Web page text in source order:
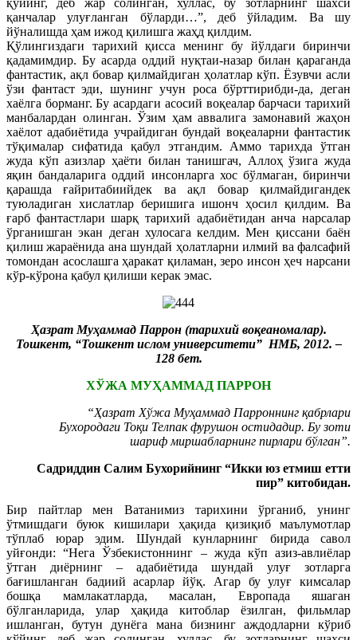
қанчалар улуғланган бўларди…”, деб ўйладим. Ва шу
йўналишда ҳам ижод қилишга жаҳд қилдим.
Қўлингиздаги тарихий қисса менинг бу йўлдаги биринчи
қадамимдир. Бу асарда оддий нуқтаи-назар билан қараганда
фантастик, ақл бовар қилмайдиган ҳолатлар кўп. Ёзувчи асли
ўзи фантаст эди, шунинг учун роса бўрттирибди-да, деган
хаёлга борманг. Бу асардаги асосий воқеалар барчаси тарихий
манбалардан олинган. Ўзим ҳам аввалига замонавий жаҳон
хаёлот адабиётида учрайдиган бундай воқеаларни фантастик
тўқималар сифатида қабул этгандим. Аммо тарихда ўтган
жуда кўп азизлар ҳаёти билан танишгач, Аллоҳ ўзига жуда
яқин бандаларига оддий инсонларга хос бўлмаган, биринчи
қарашда ғайритабиийдек ва ақл бовар қилмайдигандек
туюладиган хислатлар беришига ишонч ҳосил қилдим. Ва
ғарб фантастлари шарқ тарихий адабиётидан анча нарсалар
ўрганишган экан деган хулосага келдим. Мен қиссани баён
қилиш жараёнида ана шундай ҳолатларни илмий ва фалсафий
томондан асослашга ҳаракат қиламан, зеро инсон ҳеч нарсани
кўр-кўрона қабул қилиши керак эмас.
Ҳазрат Муҳаммад Паррон (тарихий воқеаномалар).
Тошкент, “Тошкент ислом университети” НМБ, 2012. –
128 бет.
ХЎЖА МУҲАММАД ПАРРОН
“Ҳазрат Хўжа Муҳаммад Парроннинг қабрлари
Бухородаги Тоқи Телпак фурушон остидадир. Бу зоти
шариф миршабларнинг пирлари бўлган”.
Садриддин Салим Бухорийнинг “Икки юз етмиш етти
пир” китобидан.
Бир пайтлар мен Ватанимиз тарихини ўрганиб, унинг
ўтмишдаги буюк кишилари ҳақида қизиқиб маълумотлар
тўплаб юрар эдим. Шундай кунларнинг бирида савол
уйғонди: “Нега Ўзбекистоннинг – жуда кўп азиз-авлиёлар
ўтган диёрнинг – адабиётида шундай улуғ зотларга
бағишланган бадиий асарлар йўқ. Агар бу улуғ кимсалар
бошқа мамлакатларда, масалан, Европада яшаган
бўлганларида, улар ҳақида китоблар ёзилган, фильмлар
ишланган, бутун дунёга мана бизнинг аждодларни кўриб